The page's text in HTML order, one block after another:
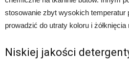
stosowanie zbyt wysokich temperatur
prowadzić do utraty koloru i żółknięcia
Niskiej jakości